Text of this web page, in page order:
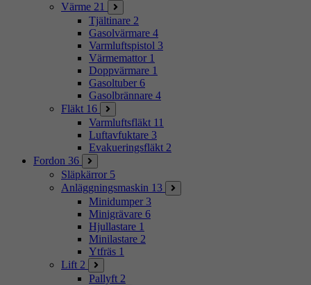
Värme 21
Tjältinare 2
Gasolvärmare 4
Varmluftspistol 3
Värmemattor 1
Doppvärmare 1
Gasoltuber 6
Gasolbrännare 4
Fläkt 16
Varmluftsfläkt 11
Luftavfuktare 3
Evakueringsfläkt 2
Fordon 36
Släpkärror 5
Anläggningsmaskin 13
Minidumper 3
Minigrävare 6
Hjullastare 1
Minilastare 2
Ytfräs 1
Lift 2
Pallyft 2